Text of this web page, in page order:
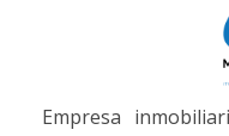
Empresa